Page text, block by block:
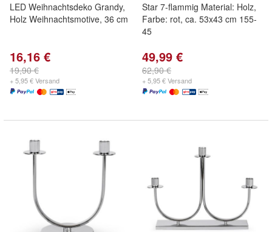
LED Weihnachtsdeko Grandy,
Holz Weihnachtsmotive, 36 cm
16,16 €
19,90 €
+ 5,95 € Versand
Star 7-flammig Material: Holz,
Farbe: rot, ca. 53x43 cm 155-
45
49,99 €
62,90 €
+ 5,95 € Versand